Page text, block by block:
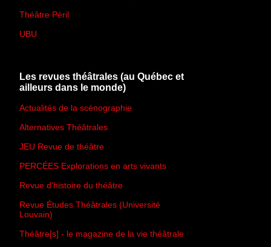
Théâtre Péril
UBU
Les revues théâtrales (au Québec et
ailleurs dans le monde)
Actualités de la scénographie
Alternatives Théâtrales
JEU Revue de théâtre
PERCÉES Explorations en arts vivants
Revue d'histoire du théâtre
Revue Études Théâtrales (Université
Louvain)
Théâtre[s] - le magazine de la vie théâtrale